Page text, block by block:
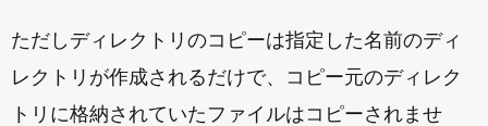
ただしディレクトリのコピーは指定した名前のディ
レクトリが作成されるだけで、コピー元のディレク
トリに格納されていたファイルはコピーされませ